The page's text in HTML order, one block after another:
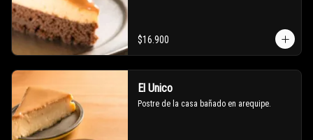
$16.900
El Unico
Postre de la casa bañado en arequipe.